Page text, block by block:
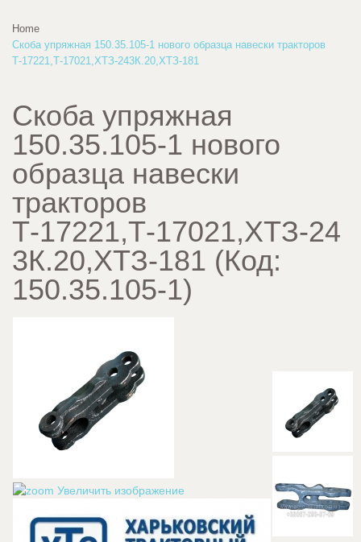
Home
Скоба упряжная 150.35.105-1 нового образца навески тракторов
Т-17221,Т-17021,ХТЗ-243К.20,ХТЗ-181
Скоба упряжная
150.35.105-1 нового
образца навески
тракторов
Т-17221,Т-17021,ХТЗ-24
3К.20,ХТЗ-181 (Код:
150.35.105-1)
Увеличить изображение